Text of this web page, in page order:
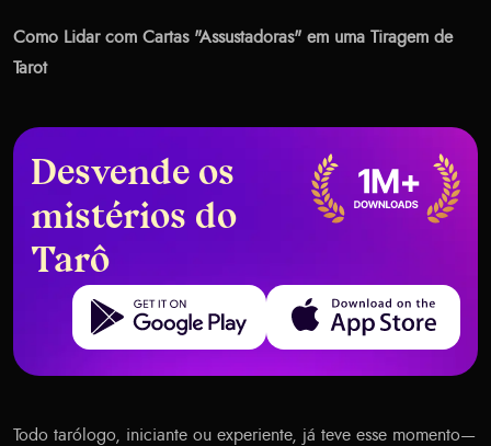
Como Lidar com Cartas "Assustadoras" em uma Tiragem de
Tarot
Desvende os
mistérios do
Tarô
Get it on Google Play Download on the App Store
Todo tarólogo, iniciante ou experiente, já teve esse momento—